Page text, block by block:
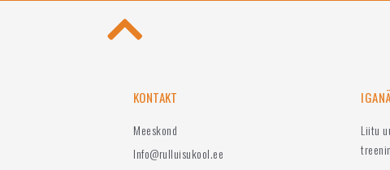
KONTAKT
Meeskond
Info@rulluisukool.ee
Liitu